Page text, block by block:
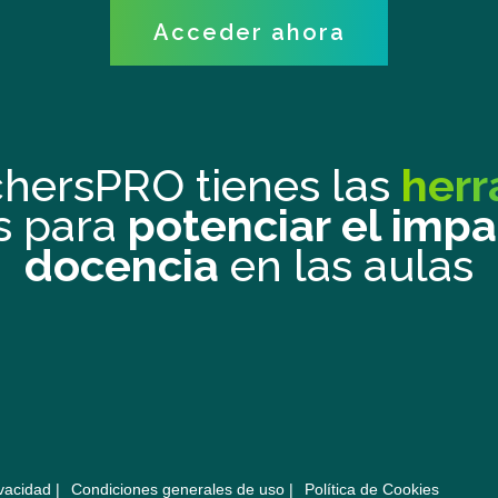
tienes las
para potenciar el
docencia en las aulas
Acceder ahora
| Condiciones generales de uso | Política de Cookies